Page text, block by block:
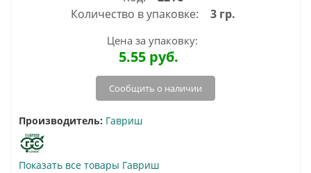
Количество в упаковке:
3 гр.
Цена за упаковку:
5.55 руб.
Сообщить о наличии
Производитель: Гавриш
Показать все товары Гавриш